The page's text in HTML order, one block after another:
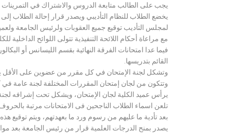
يجب على الطالب متابعة الدروس والاشتراك في التمرينات
يخضع الطلاب للنظام التأديبي ويصدر قرار إحالة الطلاب
لمجلس التأديب توقيع جميع العقوبات ولرئيس الجامعة
مع مراعاة أحكام اللائحة التنفيذية تتولى اللوائح الداخلية
فيما عدا امتحانات الفرقة النهائية بقسم الليسانس أو
القائم بتدريسها.
وتشكل لجنة الإمتحان في كل مقرر من عضوين على الأقل
وتتكون من لجان إمتحان المقررات المختلفة لجنة عامة
يرأس عميد الكلية لجان الإمتحان، ويشكل تحت إشرافه لجنة
تلعن اسماء الطلاب الناجحين فى الامتحانات مرتبة بالحروف
بعد تأدية ما عليهم من رسوم ورد ما بعهدتهم، ويتم توقيع
يصدر بمنح الدرجات العلمية قرار من رئيس الجامعة بعد